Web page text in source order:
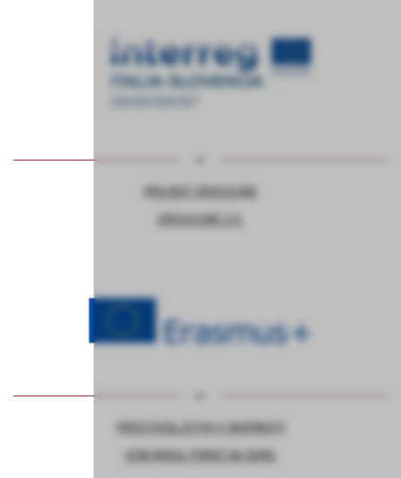
PROJEKT CROSSCARE
CROSSCARE 2.0
PROSTOVOLJSTVO V SKUPNOSTI
UČNI MODUL POMOČ NA DOMU